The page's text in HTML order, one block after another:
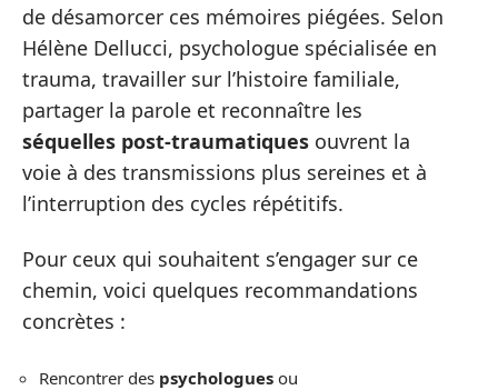
de désamorcer ces mémoires piégées. Selon
Hélène Dellucci, psychologue spécialisée en
trauma, travailler sur l’histoire familiale,
partager la parole et reconnaître les
séquelles post-traumatiques ouvrent la
voie à des transmissions plus sereines et à
l’interruption des cycles répétitifs.
Pour ceux qui souhaitent s’engager sur ce
chemin, voici quelques recommandations
concrètes :
Rencontrer des psychologues ou